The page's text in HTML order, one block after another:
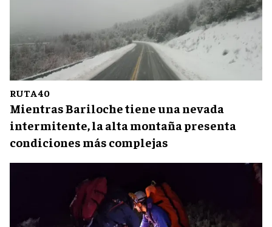
RUTA 40
Mientras Bariloche tiene una nevada
intermitente, la alta montaña presenta
condiciones más complejas